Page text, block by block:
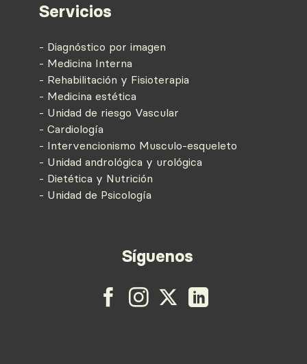
Servicios
- Diagnóstico por imagen
- Medicina Interna
- Rehabilitación y Fisioterapia
- Medicina estética
- Unidad de riesgo Vascular
- Cardiología
- Intervencionismo Musculo-esqueleto
- Unidad andrológica y urológica
- Dietética y Nutrición
- Unidad de Psicología
Síguenos